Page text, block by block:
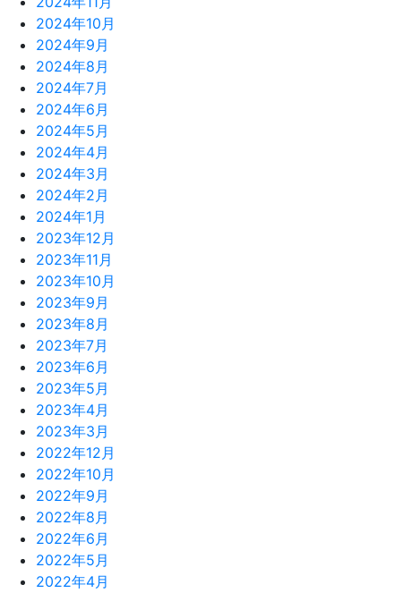
2024年10月
2024年9月
2024年8月
2024年7月
2024年6月
2024年5月
2024年4月
2024年3月
2024年2月
2024年1月
2023年12月
2023年11月
2023年10月
2023年9月
2023年8月
2023年7月
2023年6月
2023年5月
2023年4月
2023年3月
2022年12月
2022年10月
2022年9月
2022年8月
2022年6月
2022年5月
2022年4月